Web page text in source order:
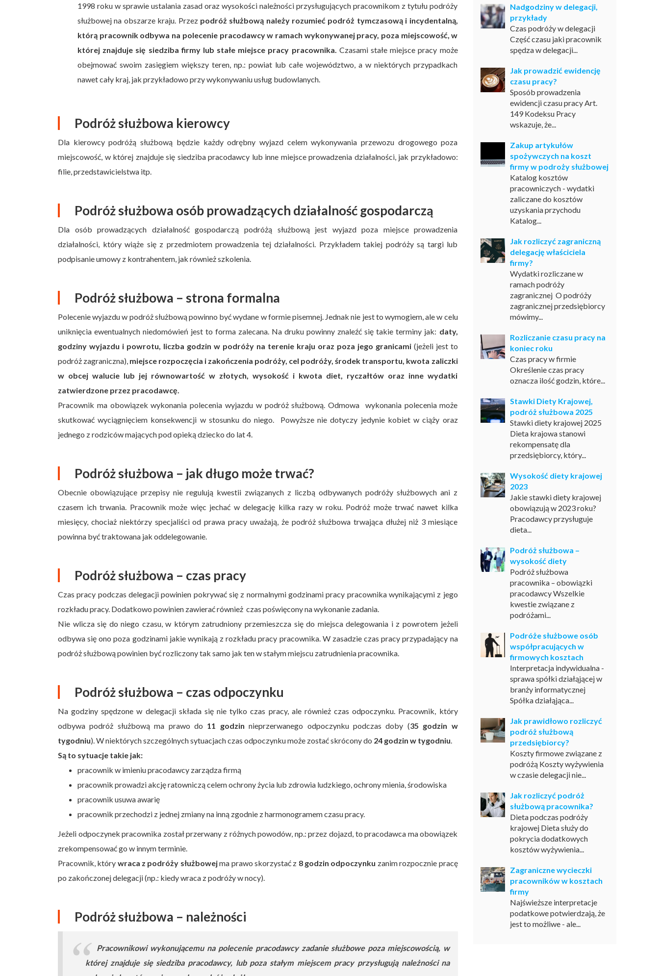
1998 roku w sprawie ustalania zasad oraz wysokości należności przysługujących pracownikom z tytułu podróży
służbowej na obszarze kraju. Przez podróż służbową należy rozumieć podróż tymczasową i incydentalną,
którą pracownik odbywa na polecenie pracodawcy w ramach wykonywanej pracy, poza miejscowość, w
której znajduje się siedziba firmy lub stałe miejsce pracy pracownika. Czasami stałe miejsce pracy może
obejmować swoim zasięgiem większy teren, np.: powiat lub całe województwo, a w niektórych przypadkach
nawet cały kraj, jak przykładowo przy wykonywaniu usług budowlanych.
Podróż służbowa kierowcy
Dla kierowcy podróżą służbową będzie każdy odrębny wyjazd celem wykonywania przewozu drogowego poza
miejscowość, w której znajduje się siedziba pracodawcy lub inne miejsce prowadzenia działalności, jak przykładowo:
filie, przedstawicielstwa itp.
Podróż służbowa osób prowadzących działalność gospodarczą
Dla osób prowadzących działalność gospodarczą podróżą służbową jest wyjazd poza miejsce prowadzenia
działalności, który wiąże się z przedmiotem prowadzenia tej działalności. Przykładem takiej podróży są targi lub
podpisanie umowy z kontrahentem, jak również szkolenia.
Podróż służbowa – strona formalna
Polecenie wyjazdu w podróż służbową powinno być wydane w formie pisemnej. Jednak nie jest to wymogiem, ale w celu
uniknięcia ewentualnych niedomówień jest to forma zalecana. Na druku powinny znaleźć się takie terminy jak: daty,
godziny wyjazdu i powrotu, liczba godzin w podróży na terenie kraju oraz poza jego granicami(jeżeli jest to
podróż zagraniczna), miejsce rozpoczęcia i zakończenia podróży, cel podróży, środek transportu, kwota zaliczki
w obcej walucie lub jej równowartość w złotych, wysokość i kwota diet, ryczałtów oraz inne wydatki
zatwierdzone przez pracodawcę.
Pracownik ma obowiązek wykonania polecenia wyjazdu w podróż służbową. Odmowa wykonania polecenia może
skutkować wyciągnięciem konsekwencji w stosunku do niego. Powyższe nie dotyczy jedynie kobiet w ciąży oraz
jednego z rodziców mających pod opieką dziecko do lat 4.
Podróż służbowa – jak długo może trwać?
Obecnie obowiązujące przepisy nie regulują kwestii związanych z liczbą odbywanych podróży służbowych ani z
czasem ich trwania. Pracownik może więc jechać w delegację kilka razy w roku. Podróż może trwać nawet kilka
miesięcy, chociaż niektórzy specjaliści od prawa pracy uważają, że podróż służbowa trwająca dłużej niż 3 miesiące
powinna być traktowana jak oddelegowanie.
Podróż służbowa – czas pracy
Czas pracy podczas delegacji powinien pokrywać się z normalnymi godzinami pracy pracownika wynikającymi z jego
rozkładu pracy. Dodatkowo powinien zawierać również czas poświęcony na wykonanie zadania.
Nie wlicza się do niego czasu, w którym zatrudniony przemieszcza się do miejsca delegowania i z powrotem jeżeli
odbywa się ono poza godzinami jakie wynikają z rozkładu pracy pracownika. W zasadzie czas pracy przypadający na
podróż służbową powinien być rozliczony tak samo jak ten w stałym miejscu zatrudnienia pracownika.
Podróż służbowa – czas odpoczynku
Na godziny spędzone w delegacji składa się nie tylko czas pracy, ale również czas odpoczynku. Pracownik, który
odbywa podróż służbową ma prawo do 11 godzin nieprzerwanego odpoczynku podczas doby (35 godzin w
tygodniu). W niektórych szczególnych sytuacjach czas odpoczynku może zostać skrócony do 24 godzin w tygodniu.
Są to sytuacje takie jak:
pracownik w imieniu pracodawcy zarządza firmą
pracownik prowadzi akcję ratowniczą celem ochrony życia lub zdrowia ludzkiego, ochrony mienia, środowiska
pracownik usuwa awarię
pracownik przechodzi z jednej zmiany na inną zgodnie z harmonogramem czasu pracy.
Jeżeli odpoczynek pracownika został przerwany z różnych powodów, np.: przez dojazd, to pracodawca ma obowiązek
zrekompensować go w innym terminie.
Pracownik, który wraca z podróży służbowejma prawo skorzystać z 8 godzin odpoczynku zanim rozpocznie pracę
po zakończonej delegacji (np.: kiedy wraca z podróży w nocy).
Podróż służbowa – należności
Pracownikowi wykonującemu na polecenie pracodawcy zadanie służbowe poza miejscowością, w
której znajduje się siedziba pracodawcy, lub poza stałym miejscem pracy przysługują należności na
Nadgodziny w delegacji,
przykłady
Czas podróży w delegacji
Część czasu jaki pracownik
spędza w delegacji...
Jak prowadzić ewidencję
czasu pracy?
Sposób prowadzenia
ewidencji czasu pracy Art.
149 Kodeksu Pracy
wskazuje, że...
Zakup artykułów
spożywczych na koszt
firmy w podroży służbowej
Katalog kosztów
pracowniczych - wydatki
zaliczane do kosztów
uzyskania przychodu
Katalog...
Jak rozliczyć zagraniczną
delegację właściciela
firmy?
Wydatki rozliczane w
ramach podróży
zagranicznej O podróży
zagranicznej przedsiębiorcy
mówimy...
Rozliczanie czasu pracy na
koniec roku
Czas pracy w firmie
Określenie czas pracy
oznacza ilość godzin, które...
Stawki Diety Krajowej,
podróż służbowa 2025
Stawki diety krajowej 2025
Dieta krajowa stanowi
rekompensatę dla
przedsiębiorcy, który...
Wysokość diety krajowej
2023
Jakie stawki diety krajowej
obowiązują w 2023 roku?
Pracodawcy przysługuje
dieta...
Podróż służbowa –
wysokość diety
Podróż służbowa
pracownika – obowiązki
pracodawcy Wszelkie
kwestie związane z
podróżami...
Podróże służbowe osób
współpracujących w
firmowych kosztach
Interpretacja indywidualna -
sprawa spółki działąjącej w
branży informatycznej
Spółka działąjąca...
Jak prawidłowo rozliczyć
podróż służbową
przedsiębiorcy?
Koszty firmowe związane z
podróżą Koszty wyżywienia
w czasie delegacji nie...
Jak rozliczyć podróż
służbową pracownika?
Dieta podczas podróży
krajowej Dieta służy do
pokrycia dodatkowych
kosztów wyżywienia...
Zagraniczne wycieczki
pracowników w kosztach
firmy
Najświeższe interpretacje
podatkowe potwierdzają, że
jest to możliwe - ale...